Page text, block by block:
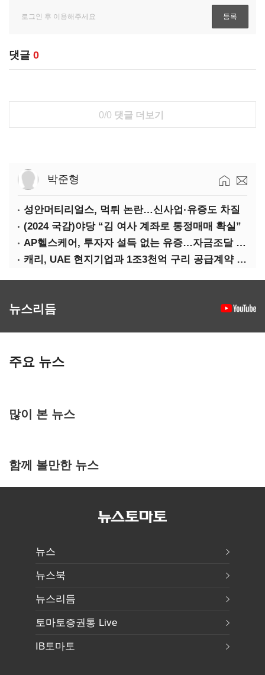
댓글 0
0/0 댓글 더보기
박준형
성안머티리얼스, 먹튀 논란…신사업·유증도 차질
(2024 국감)야당 “김 여사 계좌로 통정매매 확실”
AP헬스케어, 투자자 설득 없는 유증…자금조달 ‘빨간불’
캐리, UAE 현지기업과 1조3천억 구리 공급계약 체결
뉴스리듬
주요 뉴스
많이 본 뉴스
함께 볼만한 뉴스
뉴스
뉴스북
뉴스리듬
토마토증권통 Live
IB토마토